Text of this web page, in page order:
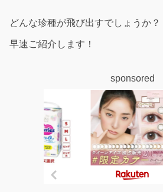
どんな珍種が飛び出すでしょうか？
早速ご紹介します！
sponsored